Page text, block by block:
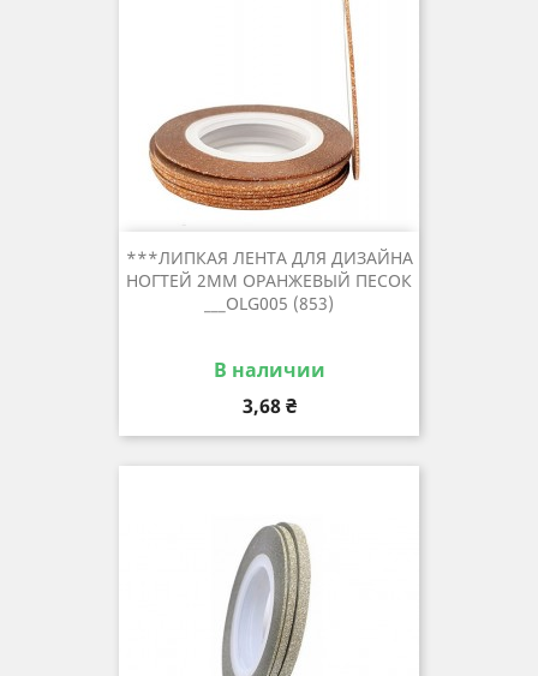
***ЛИПКАЯ ЛЕНТА ДЛЯ ДИЗАЙНА
НОГТЕЙ 2ММ ОРАНЖЕВЫЙ ПЕСОК
___OLG005 (853)
В наличии
Цена
3,68 ₴